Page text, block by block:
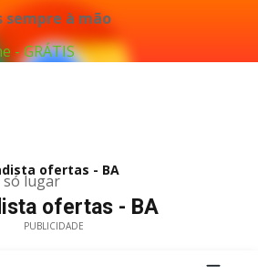
sempre à mão
- GRÁTIS
só lugar
ofertas - BA
ofertas - BA
PUBLICIDADE